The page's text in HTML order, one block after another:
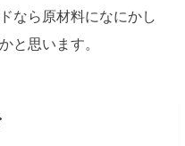
なら原材料になにかし
と思います。